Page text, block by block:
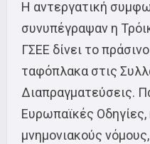
Η αντεργατική
συνυπέγραψαν η
ΓΣΕΕ δίνει το
ταφόπλακα στις
Διαπραγματεύσεις.
Ευρωπαϊκές
μνημονιακούς